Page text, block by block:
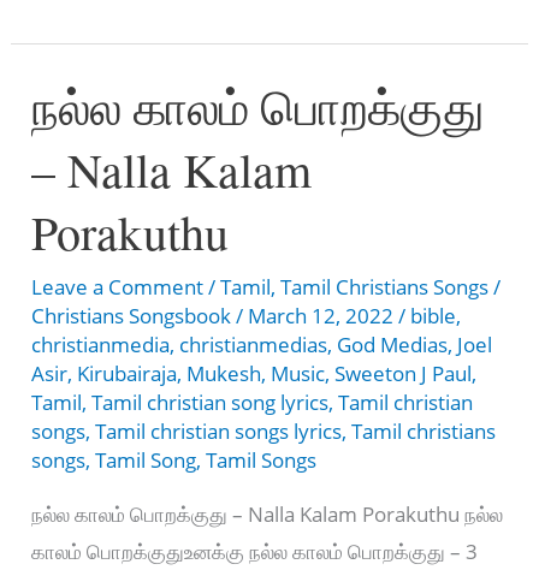
–
Unakkaai
mariththaen
நல்ல காலம் பொறக்குது
– Nalla Kalam
Porakuthu
Leave a Comment/Tamil,Tamil Christians Songs/
Christians Songsbook/ March 12, 2022/ bible,
christianmedia, christianmedias, God Medias, Joel
Asir, Kirubairaja, Mukesh, Music,Sweeton J Paul,
Tamil,Tamil christian song lyrics,Tamil christian
songs,Tamil christian songs lyrics,Tamil christians
songs,Tamil Song,Tamil Songs
நல்ல காலம் பொறக்குது – Nalla Kalam Porakuthu நல்ல
காலம் பொறக்குதுஉனக்கு நல்ல காலம் பொறக்குது – 3